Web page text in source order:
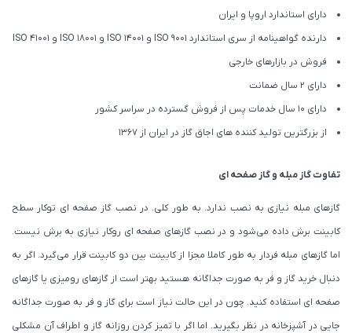
دارای استاندارد اروپا و ایران
دارنده گواهینامه از سری استاندارد ISO 9001 و ISO 14001 و ISO 18001 و ISO 41001
فروش در بازارهای خارجی
دارای 2 سال ضمانت
دارای 10 سال خدمات پس از فروش گسترده در سراسر کشور
از بزرگترین تولید کننده های اجاق گاز در ایران از 1367
تفاوت گاز مبله و گاز صفحه ای
گازهای مبله نیازی به نصب ندارد. به طور کلی. در نصب گاز صفحه ای توکار سطح
کابینت برش داده می‌شود و در نصب گازهای صفحه ای روکار نیازی به برش نیست.
اما گازهای مبله فردار به طور کاملا مجزا از کابینت بین دو کابینت قرار می‌گیرد. اگر به
دنبال خرید گاز و فر به صورت جداگانه هستید بهتر است از گازهای رومیزی یا گازهای
صفحه ای استفاده کنید. چون در این حالت نیاز است برای گاز و فر به صورت جداگانه
جایی در آشپزخانه در نظر بگیرید. اما اگر با تمیز کردن روزانه گاز و اطراف آن مشکلی